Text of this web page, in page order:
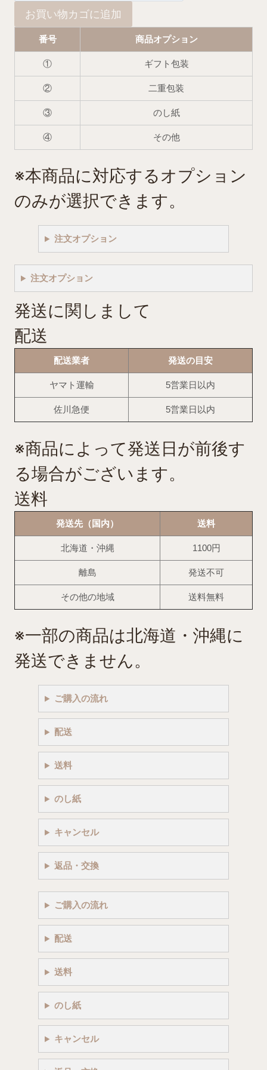
レ
肉
ミ
お買い物カゴに追加
番号 商品オプション
① ギフト包装
② 二重包装
③ のし紙
④ その他
※本商品に対応するオプション
のみが選択できます。
注文オプション
注文オプション
発送に関しまして
配送
配送業者 発送の目安
ヤマト運輸 5営業日以内
佐川急便 5営業日以内
※商品によって発送日が前後す
る場合がございます。
送料
発送先（国内） 送料
北海道・沖縄 1100円
離島 発送不可
その他の地域 送料無料
※一部の商品は北海道・沖縄に
発送できません。
ご購入の流れ
配送
送料
のし紙
キャンセル
返品・交換
ご購入の流れ
配送
送料
のし紙
キャンセル